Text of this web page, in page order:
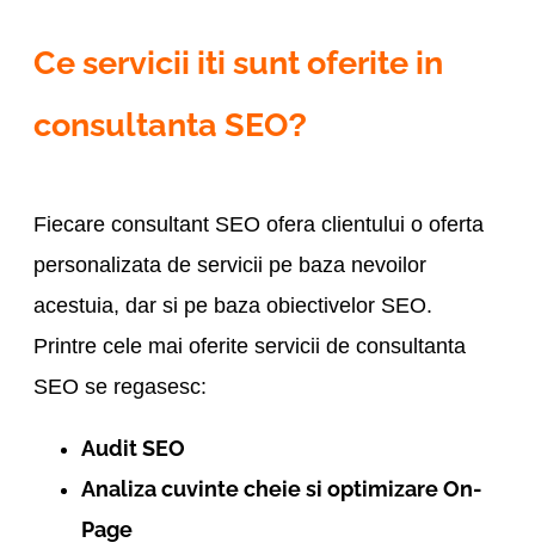
Ce servicii iti sunt oferite in
consultanta SEO?
Fiecare consultant SEO ofera clientului o oferta
personalizata de servicii pe baza nevoilor
acestuia, dar si pe baza obiectivelor SEO.
Printre cele mai oferite servicii de consultanta
SEO se regasesc:
Audit SEO
Analiza cuvinte cheie si optimizare On-
Page